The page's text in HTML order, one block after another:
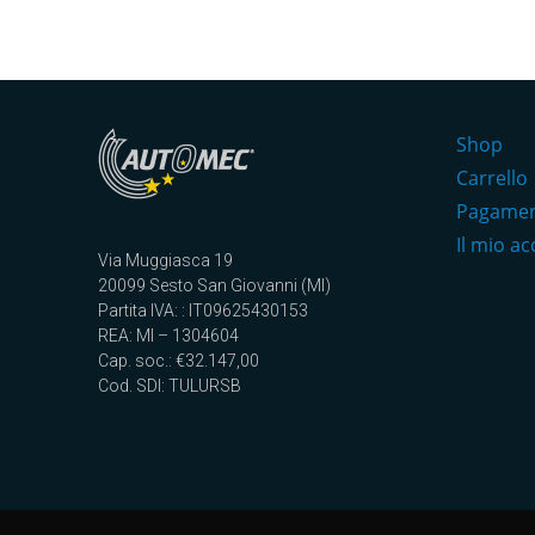
Via Muggiasca 19
20099 Sesto San Giovanni (MI)
Partita IVA: : IT09625430153
REA: MI – 1304604
Cap. soc.: €32.147,00
Cod. SDI: TULURSB
Shop
Carrello
Il mio